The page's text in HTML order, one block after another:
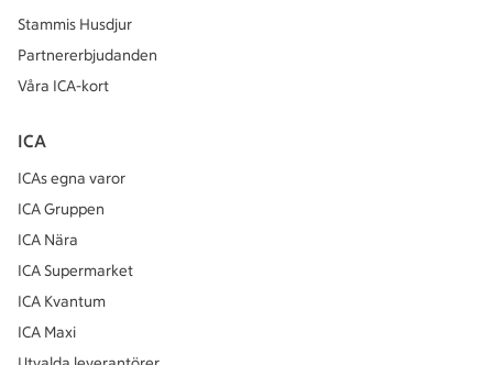
Stammis Husdjur
Partnererbjudanden
Våra ICA-kort
ICA
ICAs egna varor
ICA Gruppen
ICA Nära
ICA Supermarket
ICA Kvantum
ICA Maxi